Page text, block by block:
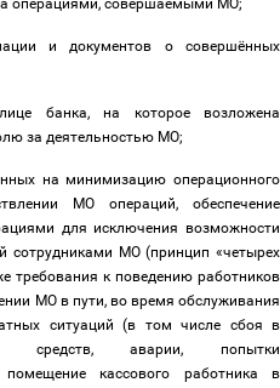
операциями, совершаемыми МО;
и документов о совершённых
банка, на которое возложена
за деятельностью МО;
на минимизацию операционного
МО операций, обеспечение
для исключения возможности
сотрудниками МО (принцип «четырех
требования к поведению работников
МО в пути, во время обслуживания
ситуаций (в том числе сбоя в
средств, аварии, попытки
помещение кассового работника в